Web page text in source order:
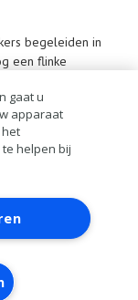
begeleiden in
een flinke
Oceaan zullen
op het zand van
staart van de
hen nog
Kortom: een
den Brink laat
Inloggen
Algemene
voorwaarden
gaat u
apparaat
helpen bij